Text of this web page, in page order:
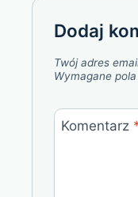
Dodaj
Twój adres
Wymagane
Komentarz